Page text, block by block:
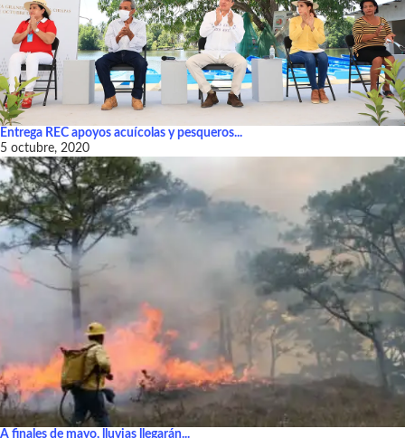
Entrega REC apoyos acuícolas y pesqueros...
5 octubre, 2020
A finales de mayo, lluvias llegarán...